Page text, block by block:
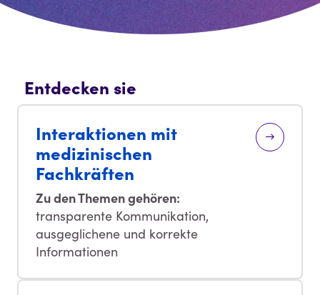
Entdecken sie
Interaktionen mit
medizinischen
Fachkräften
Zu den Themen gehören:
transparente Kommunikation,
ausgeglichene und korrekte
Informationen